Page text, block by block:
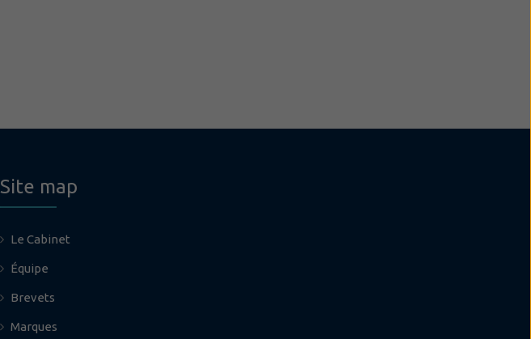
Site map
Le Cabinet
Équipe
Brevets
Marques